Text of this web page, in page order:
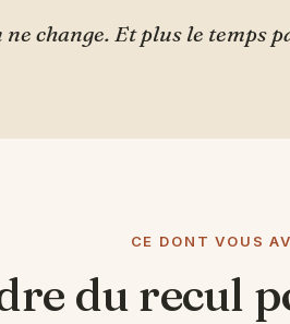
ne change. Et plus le temps
CE DONT VOUS
du recul